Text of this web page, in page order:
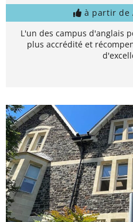
à partir de
L'un des campus d'anglais
plus accrédité et